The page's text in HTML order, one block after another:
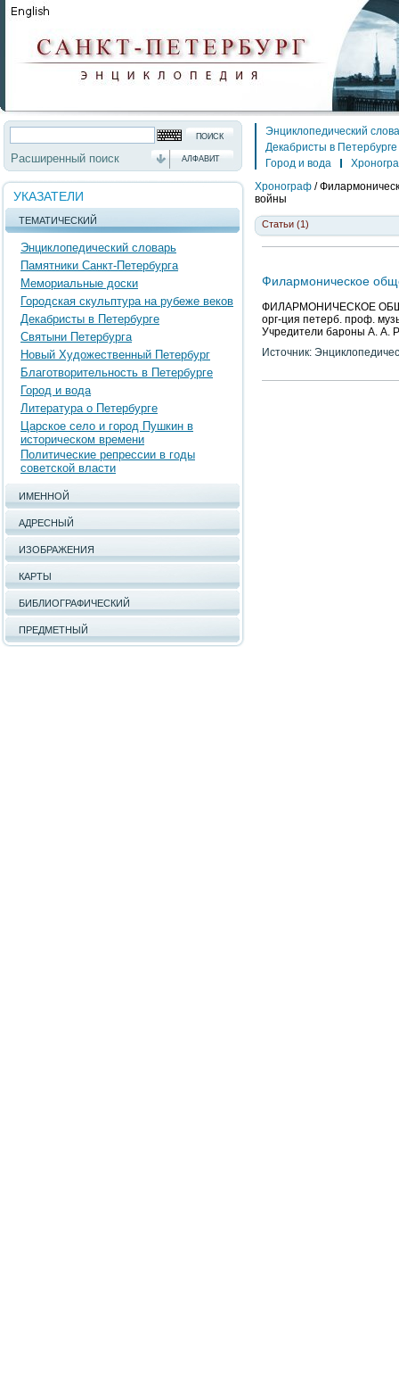
Расширенный поиск АЛФАВИТ
УКАЗАТЕЛИ
ТЕМАТИЧЕСКИЙ
Энциклопедический словарь
Памятники Санкт-Петербурга
Мемориальные доски
Городская скульптура на рубеже веков
Декабристы в Петербурге
Святыни Петербурга
Новый Художественный Петербург
Благотворительность в Петербурге
Город и вода
Литература о Петербурге
Царское село и город Пушкин в
историческом времени
Политические репрессии в годы
советской власти
ИМЕННОЙ
АДРЕСНЫЙ
ИЗОБРАЖЕНИЯ
КАРТЫ
БИБЛИОГРАФИЧЕСКИЙ
ПРЕДМЕТНЫЙ
Энциклопедический
Декабристы в Петербурге
Город и вода
Хронограф /
войны
Статьи (1)
Филармоническое
ФИЛАРМОНИЧЕСКОЕ
орг-ция петерб. проф.
Учредители бароны А. А.
Источник: